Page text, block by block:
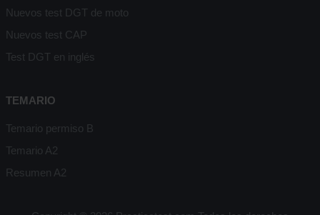
Nuevos test DGT de moto
Nuevos test CAP
Test DGT en inglés
TEMARIO
Temario permiso B
Temario A2
Resumen A2